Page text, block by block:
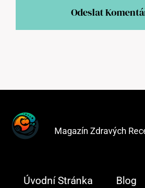
Magazín Zdravých
Úvodní Stránka Blog